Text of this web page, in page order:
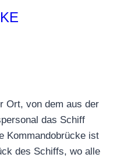
Ort, von dem aus der
das Schiff
Kommandobrücke ist
des Schiffs, wo alle